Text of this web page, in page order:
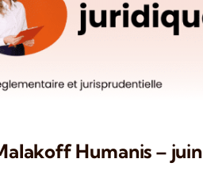
Humanis – juin